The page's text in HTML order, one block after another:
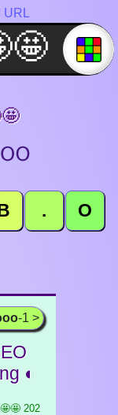
URL
. O
-1 >
◐
202